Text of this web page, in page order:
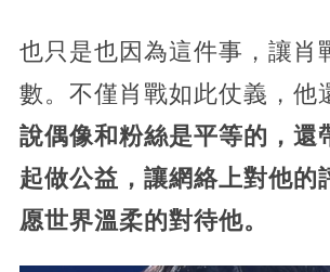
也只是也因為這件事，讓肖
數。不僅肖戰如此仗義，他
說偶像和粉絲是平等的，還
起做公益，讓網絡上對他的
愿世界溫柔的對待他。